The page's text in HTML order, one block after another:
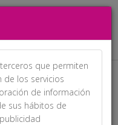
que permiten
de los servicios
de información
sus hábitos de